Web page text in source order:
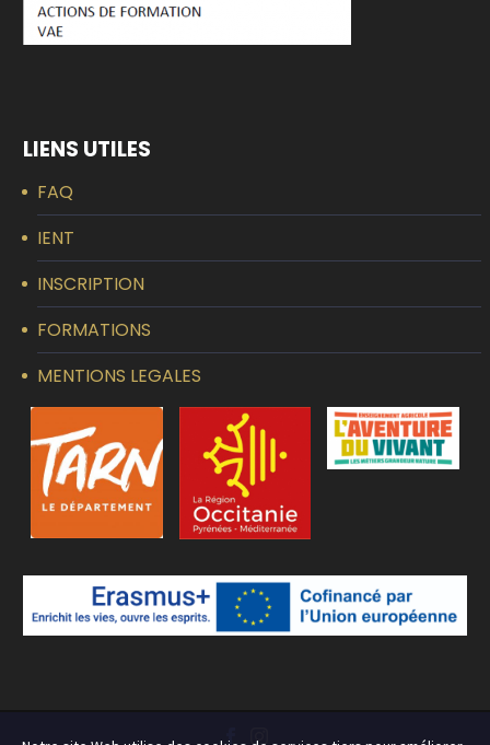
LIENS UTILES
FAQ
IENT
INSCRIPTION
FORMATIONS
MENTIONS LEGALES